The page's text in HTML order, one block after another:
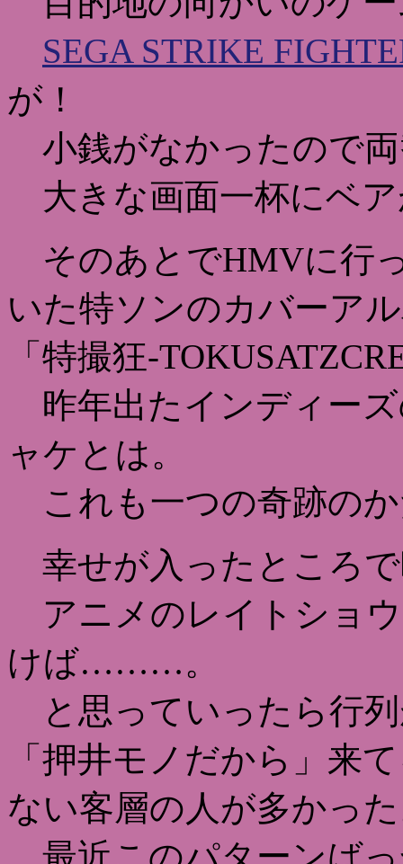
SEGA STRIKE
が！
小銭がなかったので両
大きな画面一杯にベア
そのあとでHMVに行
いた特ソンのカバーア
「特撮狂-
昨年出たインディー
ャケとは。
これも一つの奇跡の
幸せが入ったところ
アニメのレイトショウ
けば………。
と思っていったら行
「押井モノだから」来
ない客層の人が多かっ
最近このパターンば